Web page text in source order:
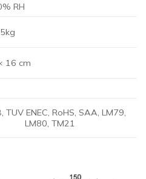
RH
16 cm
TUV ENEC, RoHS, SAA, LM79,
LM80, TM21